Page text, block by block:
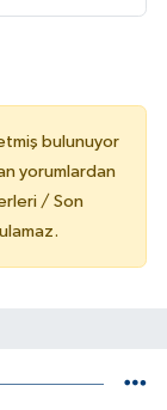
bulunuyor
yorumlardan
/ Son